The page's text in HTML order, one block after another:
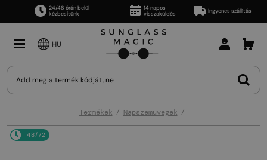
24/48 órán belül
kézbesítünk
14 napos
visszaküldés
Ingyenes szállítás
HU
Termékek Napszemüvegek
48/72